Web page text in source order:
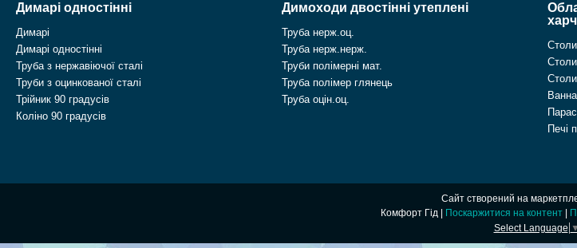
Димарі одностінні
Димарі
Димарі одностінні
Труба з нержавіючої сталі
Труби з оцинкованої сталі
Трійник 90 градусів
Коліно 90 градусів
Димоходи двостінні утеплені
Труба нерж.оц.
Труба нерж.нерж.
Труби полімерні мат.
Труба полімер глянець
Труба оцін.оц.
Печі
Сайт створений на
Поскаржитися на контент
Select Language ▼